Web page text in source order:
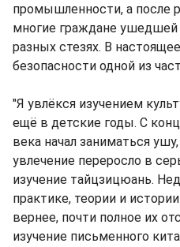
промышленности, а после
многие граждане ушедшей
разных стезях. В
безопасности одной из
"Я увлёкся изучением
ещё в детские годы. С
века начал заниматься
увлечение переросло в
изучение тайцзицюань.
практике, теории и
вернее, почти полное их
изучение письменного